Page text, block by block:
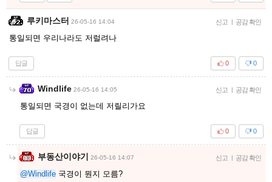
루키마스터 26-05-16 14:04 신고 | 공감 확인
통일되면 우리나라도 저럴려나
답글 0
0
Windlife 26-05-16 14:05 신고 | 공감 확인
통일되면 국경이 없는데 저릴리가요
답글 0
0
부동산이야기 26-05-16 14:07 신고 | 공감 확인
@Windlife 국경이 뭔지 모름?